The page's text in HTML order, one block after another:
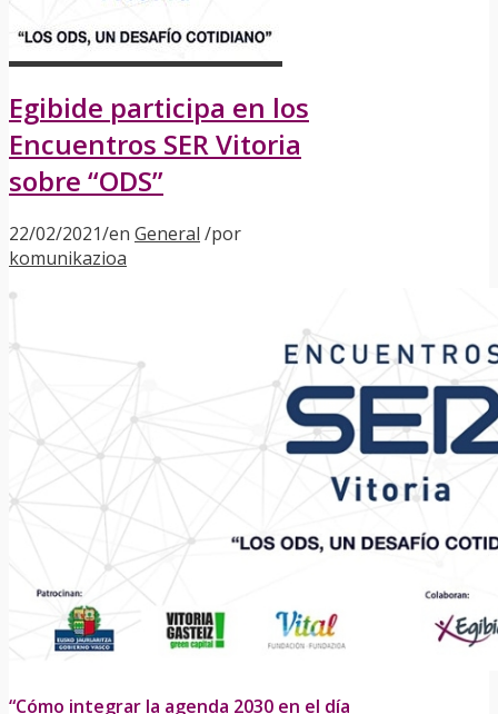
Egibide participa en los
Encuentros SER Vitoria
sobre “ODS”
22/02/2021/en General /por
komunikazioa
“Cómo integrar la agenda 2030 en el día